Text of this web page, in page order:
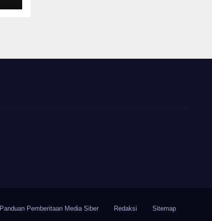
Panduan Pemberitaan Media Siber Redaksi Sitemap